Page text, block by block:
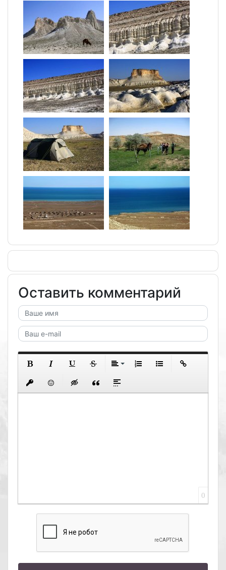
Оставить комментарий
0